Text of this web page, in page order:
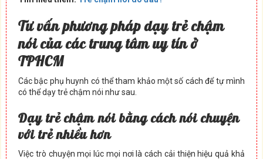
Tư vấn phương pháp dạy trẻ chậm
nói của các trung tâm uy tín ở
TPHCM
Các bậc phụ huynh có thể tham khảo một số cách để tự mình
có thể dạy trẻ chậm nói như sau.
Dạy trẻ chậm nói bằng cách nói chuyện
với trẻ nhiều hơn
Việc trò chuyện mọi lúc mọi nơi là cách cải thiện hiệu quả khả